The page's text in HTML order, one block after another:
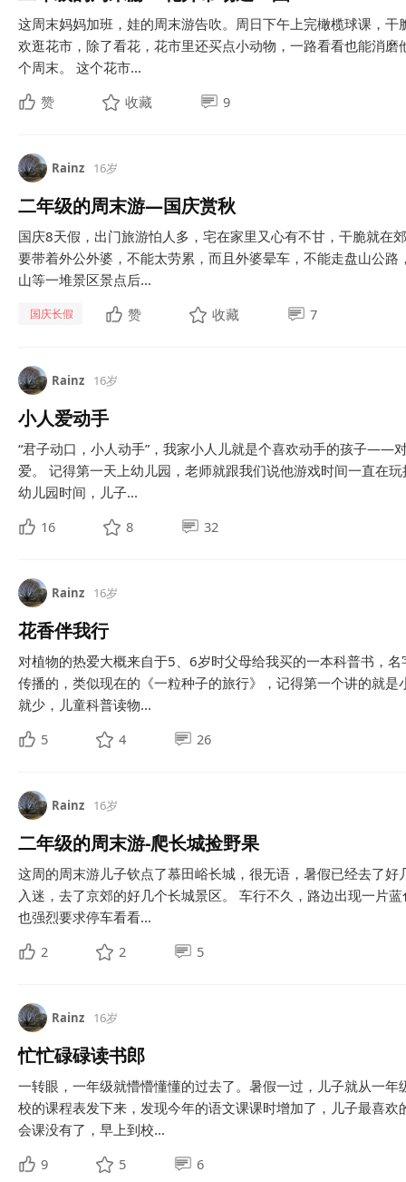
这周末妈妈加班，娃的周末游告吹。周日下午上完橄榄球课，
欢逛花市，除了看花，花市里还买点小动物，一路看看也能消
个周末。 这个花市...
赞
收藏 9
Rainz 16岁
二年级的周末游—国庆赏秋
国庆8天假，出门旅游怕人多，宅在家里又心有不甘，干脆就在
要带着外公外婆，不能太劳累，而且外婆晕车，不能走盘山公
山等一堆景区景点后...
国庆长假 赞 收藏 7
Rainz 16岁
小人爱动手
“君子动口，小人动手”，我家小人儿就是个喜欢动手的孩子——
爱。 记得第一天上幼儿园，老师就跟我们说他游戏时间一直在
幼儿园时间，儿子...
16
8 32
Rainz 16岁
花香伴我行
对植物的热爱大概来自于5、6岁时父母给我买的一本科普书，
传播的，类似现在的《一粒种子的旅行》，记得第一个讲的就
就少，儿童科普读物...
5
4 26
Rainz 16岁
二年级的周末游-爬长城捡野果
这周的周末游儿子钦点了慕田峪长城，很无语，暑假已经去了
入迷，去了京郊的好几个长城景区。 车行不久，路边出现一片
也强烈要求停车看看...
2
2 5
Rainz 16岁
忙忙碌碌读书郎
一转眼，一年级就懵懵懂懂的过去了。暑假一过，儿子就从一
校的课程表发下来，发现今年的语文课课时增加了，儿子最喜
会课没有了，早上到校...
9
5 6